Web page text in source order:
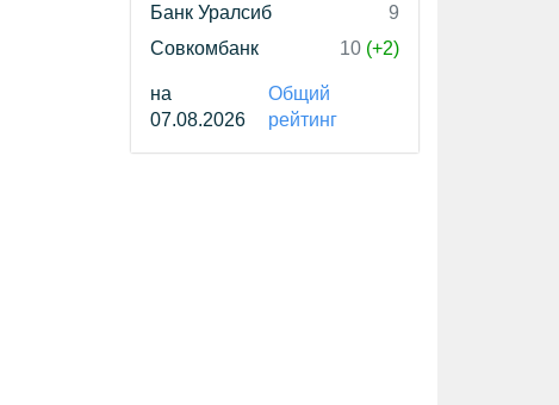
Банк Уралсиб
9
Совкомбанк
10 (+2)
на
07.08.2026
Общий
рейтинг